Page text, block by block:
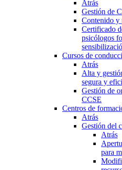
Atrás
Gestión de
Contenido y
Certificado
psicólogos
Cursos de
Atrás
Alta y
segura y
Gestión de
CCSE
Centros de
Atrás
Gestión del
Atrás
para